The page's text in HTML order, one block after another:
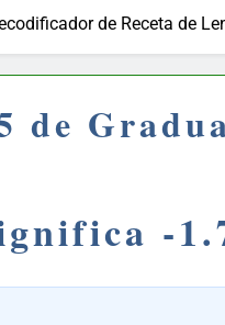
de Receta de
de
-